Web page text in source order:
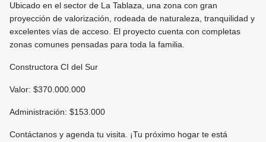
Ubicado en el sector de La Tablaza, una zona con gran
proyección de valorización, rodeada de naturaleza, tranquilidad y
excelentes vías de acceso. El proyecto cuenta con completas
zonas comunes pensadas para toda la familia.
Constructora CI del Sur
Valor: $370.000.000
Administración: $153.000
Contáctanos y agenda tu visita. ¡Tu próximo hogar te está